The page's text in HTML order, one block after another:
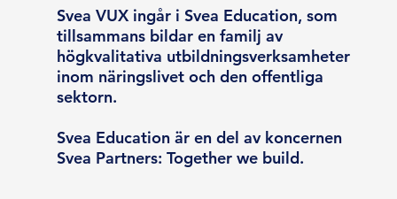
Svea VUX ingår i Svea Education, som
tillsammans bildar en familj av
högkvalitativa utbildningsverksamheter
inom näringslivet och den offentliga
sektorn.
Svea Education är en del av koncernen
Svea Partners: Together we build.